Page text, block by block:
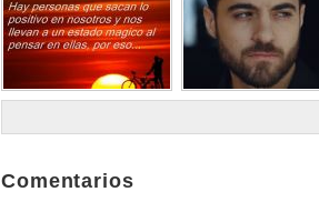
Comentarios